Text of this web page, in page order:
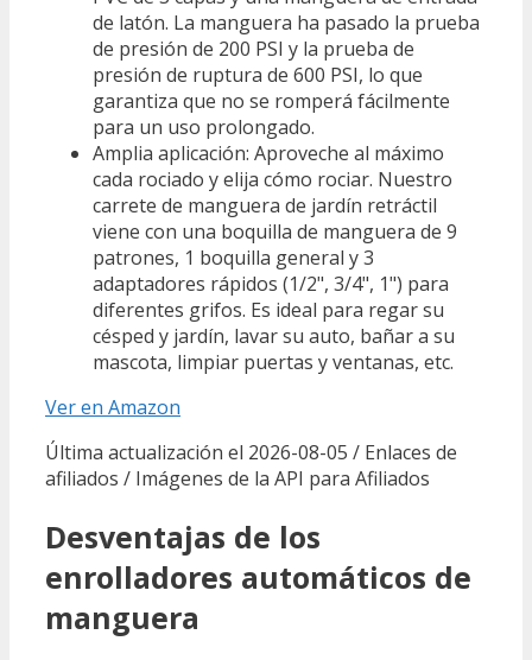
de latón. La manguera ha pasado la prueba
de presión de 200 PSI y la prueba de
presión de ruptura de 600 PSI, lo que
garantiza que no se romperá fácilmente
para un uso prolongado.
Amplia aplicación: Aproveche al máximo
cada rociado y elija cómo rociar. Nuestro
carrete de manguera de jardín retráctil
viene con una boquilla de manguera de 9
patrones, 1 boquilla general y 3
adaptadores rápidos (1/2", 3/4", 1") para
diferentes grifos. Es ideal para regar su
césped y jardín, lavar su auto, bañar a su
mascota, limpiar puertas y ventanas, etc.
Ver en Amazon
Última actualización el 2026-08-05 / Enlaces de
afiliados / Imágenes de la API para Afiliados
Desventajas de los
enrolladores automáticos de
manguera